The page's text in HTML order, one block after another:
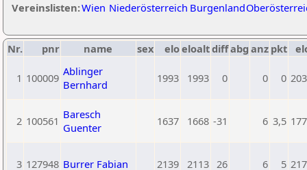
Vereinslisten:Wien Niederösterreich Burgenland
Nr. pnr name sex eloeloaltdiffabg anz pkt
1 100009 Ablinger
Bernhard
1993 1993 0 0 0
2 100561 Baresch
Guenter
1637 1668 -31 6 3,5
3 127948 Burrer Fabian 2139 2113 26 6 5